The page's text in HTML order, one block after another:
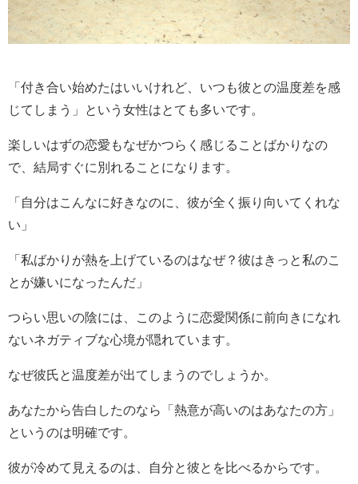
「付き合い始めたはいいけれど、いつも彼との温度差を感
じてしまう」という女性はとても多いです。
楽しいはずの恋愛もなぜかつらく感じることばかりなの
で、結局すぐに別れることになります。
「自分はこんなに好きなのに、彼が全く振り向いてくれな
い」
「私ばかりが熱を上げているのはなぜ？彼はきっと私のこ
とが嫌いになったんだ」
つらい思いの陰には、このように恋愛関係に前向きになれ
ないネガティブな心境が隠れています。
なぜ彼氏と温度差が出てしまうのでしょうか。
あなたから告白したのなら「熱意が高いのはあなたの方」
というのは明確です。
彼が冷めて見えるのは、自分と彼とを比べるからです。